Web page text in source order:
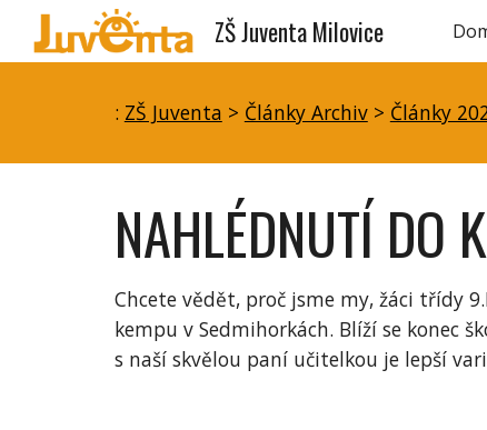
ZŠ Juventa Milovice
: ZŠ Juventa > Články Archiv > Články
NAHLÉDNUTÍ DO
Chcete vědět, proč jsme my, žáci třídy
kempu v Sedmihorkách. Blíží se konec
s naší skvělou paní učitelkou je lepší